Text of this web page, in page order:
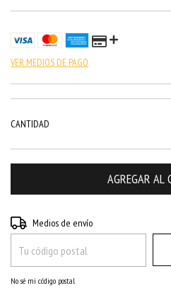
VER MEDIOS DE PAGO
CANTIDAD
Entregas para el CP:
Medios de envío
No sé mi código postal